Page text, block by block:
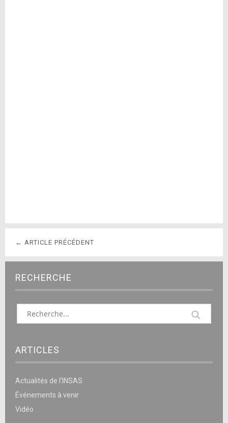
← ARTICLE PRÉCÉDENT
RECHERCHE
ARTICLES
Actualités de l’INSAS
Événements à venir
Vidéo